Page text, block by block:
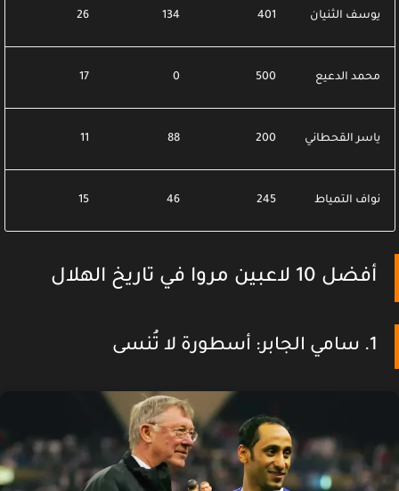
يوسف الثنيان 401
134
محمد الدعيع 500
ياسر القحطاني 200
نواف التمياط 245
أفضل 10 لاعبين مروا في تاريخ الهلال